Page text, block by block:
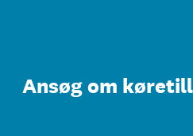
Ansøg om